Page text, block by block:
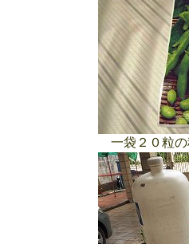
一袋２０粒